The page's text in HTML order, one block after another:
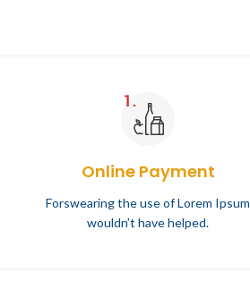
Online Payment
Forswearing the use of Lorem Ipsum
wouldn’t have helped.